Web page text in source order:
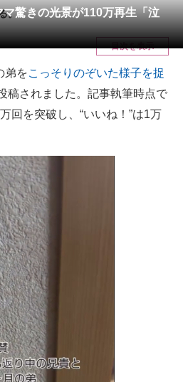
ジ
ド
来
る
ィ
驚きの光景が110万再生「泣
。
目次を表示
弟をこっそりのぞいた様子を捉
稿されました。記事執筆時点で
回を突破し、“いいね！”は1万